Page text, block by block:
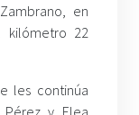
en
kilómetro 22
les continúa